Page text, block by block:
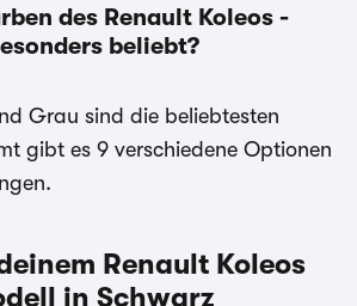
des Renault Koleos -
beliebt?
Grau sind die beliebtesten
gibt es 9 verschiedene Optionen
Renault Koleos
in Schwarz